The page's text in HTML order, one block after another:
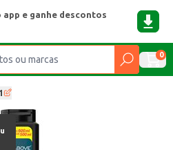
app e ganhe descontos
0